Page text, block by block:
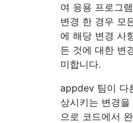
여 응용 프로그
변경 한 경우 모
에 해당 변경 사
든 것에 대한 변
미합니다.
appdev 팀이 다
상시키는 변경
으로 코드에서